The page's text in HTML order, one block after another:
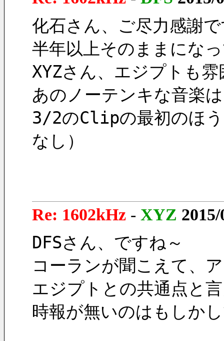
化石さん、ご尽力感謝
半年以上そのままにな
XYZさん、エジプトも
あのノーテンキな音楽
3/2のClipの最初のほう
なし）
Re: 1602kHz - XYZ
DFSさん、ですね～
コーランが聞こえて、
エジプトとの共通点と
時報が無いのはもしか